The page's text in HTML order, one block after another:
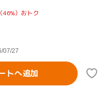
46%）おトク
07/27
トへ追加